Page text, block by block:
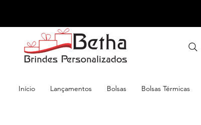
Início Lançamentos Bolsas Bolsas Térmicas